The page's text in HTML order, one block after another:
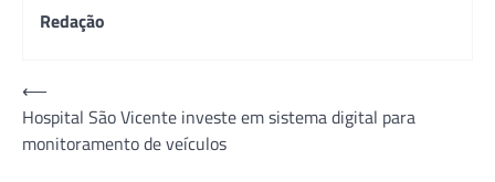
Redação
Navegação
de
Post
⟵
Hospital São Vicente investe em sistema digital para
monitoramento de veículos